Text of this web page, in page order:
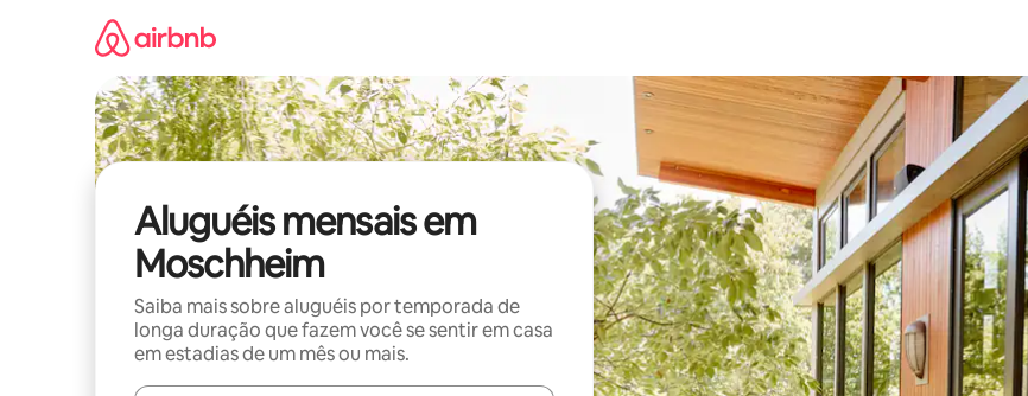
Aluguéis mensais em
Moschheim
Saiba mais sobre aluguéis por temporada de
longa duração que fazem você se sentir em casa
em estadias de um mês ou mais.